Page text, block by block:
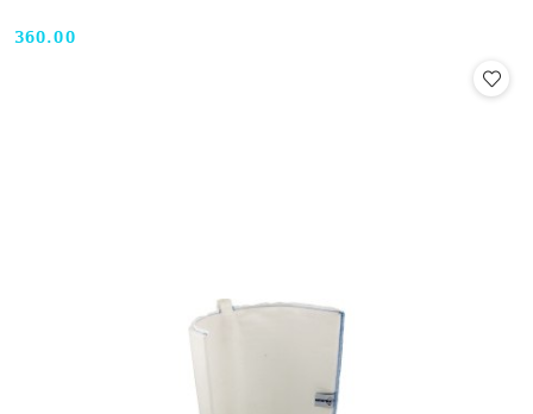
Cena:
360.00